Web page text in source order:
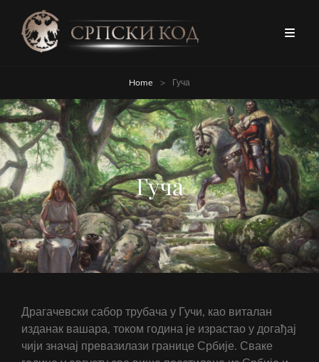
Home > Гуча
Гуча
Драгачевски сабор трубача у Гучи, као виталан
изданак вашара, током година је израстао у догађај
чији значај превазилази границе Србије. Сваке